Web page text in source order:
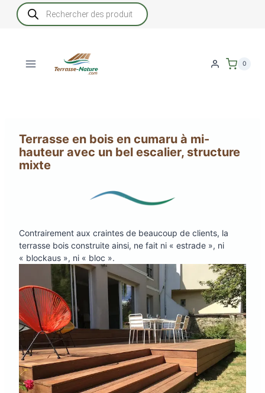
Recherche
de
produits
0
Terrasse en bois en cumaru à mi-
hauteur avec un bel escalier, structure
mixte
Contrairement aux craintes de beaucoup de clients, la
terrasse bois construite ainsi, ne fait ni « estrade », ni
« blockaus », ni « bloc ».